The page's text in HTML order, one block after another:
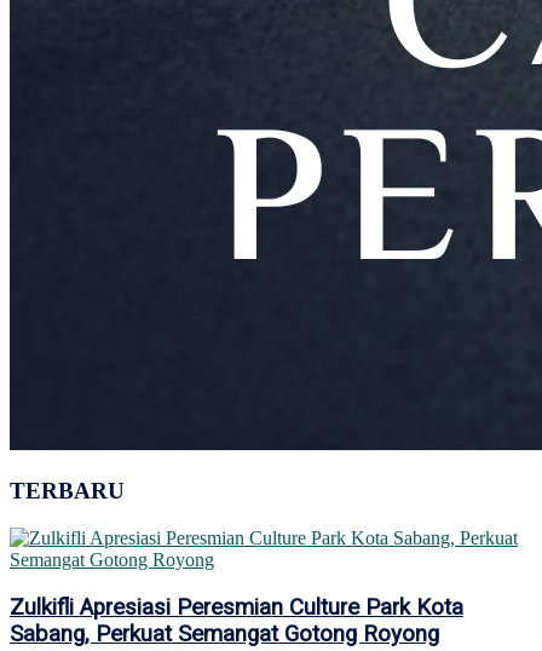
TERBARU
Zulkifli Apresiasi Peresmian Culture Park Kota
Sabang, Perkuat Semangat Gotong Royong